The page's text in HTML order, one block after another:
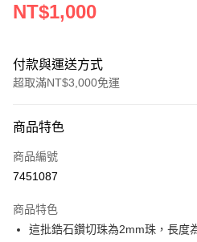
NT$1,000
付款與運送方式
超取滿NT$3,000免運
信用卡一次付款
超商取貨付款
Apple Pay
商品特色
商品編號
7451087
商品特色
這批鋯石鑽切珠為2mm珠，長度